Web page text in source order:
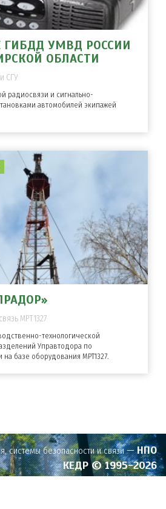
ГИБДД УМВД РОССИИ
ОБЛАСТИ
СГУ
радиосвязи и сигнально-
автомобилей экипажей
MPT1327
технологической
Управтодора по
базе оборудования MPT1327.
системы безопасности и связи—НПО
КЕДР © 1995-2026
53-29-28•+7 (4922) 53-29-34•